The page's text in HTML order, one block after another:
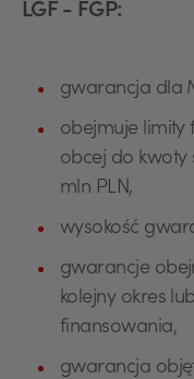
LGF - FGP:
gwarancja dla
obejmuje limity
obcej do kwoty
mln PLN,
wysokość
gwarancje
kolejny okres
finansowania,
gwarancja